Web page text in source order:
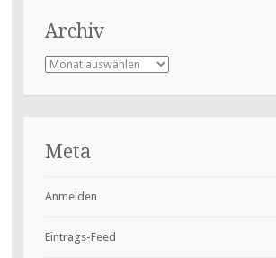
Archiv
Archiv
Meta
Anmelden
Eintrags-Feed